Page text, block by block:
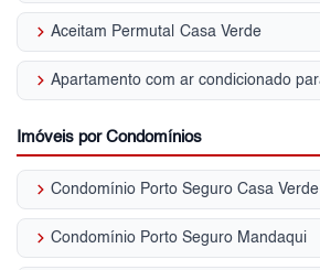
keyboard_arrow_right Aceitam Permuta| Casa Verde
keyboard_arrow_right
Imóveis por Condomínios
keyboard_arrow_right Condomínio Porto Seguro Casa Verde
keyboard_arrow_right Condomínio Porto Seguro Mandaqui